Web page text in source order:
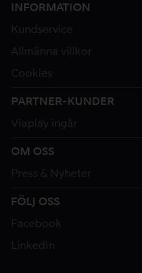
INFORMATION
Kundservice
Allmänna villkor
Cookies
PARTNER-KUNDER
Viaplay ingår
OM OSS
Press & Nyheter
FÖLJ OSS
Facebook
LinkedIn